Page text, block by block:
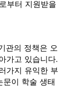
부터 지원받을
관의 정책은 오
가고 있습니다.
가지 유익한 부
문이 학술 생태